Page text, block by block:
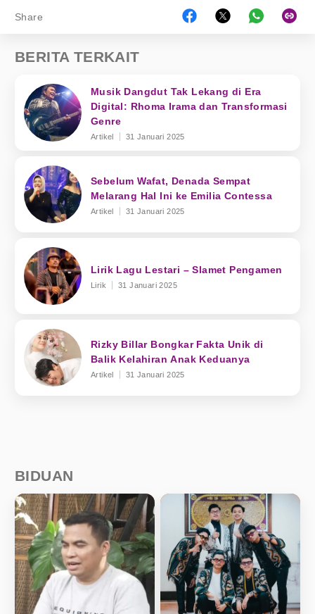
Share
BERITA TERKAIT
Musik Dangdut Tak Lekang di Era
Digital: Rhoma Irama dan Transformasi
Genre
Artikel 31 Januari 2025
Sebelum Wafat, Denada Sempat
Melarang Hal Ini ke Emilia Contessa
Artikel 31 Januari 2025
Lirik Lagu Lestari – Slamet Pengamen
Lirik 31 Januari 2025
Rizky Billar Bongkar Fakta Unik di
Balik Kelahiran Anak Keduanya
Artikel 31 Januari 2025
BIDUAN